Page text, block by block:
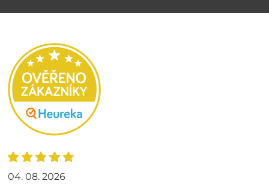
04. 08. 2026